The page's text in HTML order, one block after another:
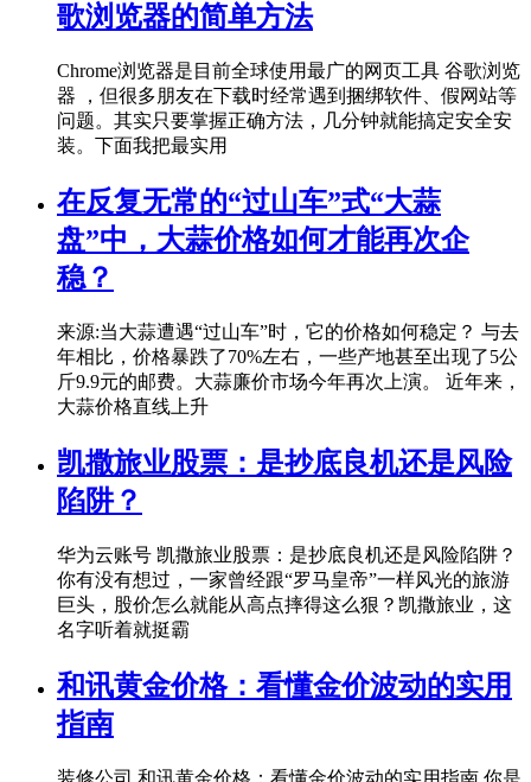
歌浏览器的简单方法
Chrome浏览器是目前全球使用最广的网页工具 谷歌浏览
器 ，但很多朋友在下载时经常遇到捆绑软件、假网站等
问题。其实只要掌握正确方法，几分钟就能搞定安全安
装。下面我把最实用
在反复无常的“过山车”式“大蒜
盘”中，大蒜价格如何才能再次企
稳？
来源:当大蒜遭遇“过山车”时，它的价格如何稳定？ 与去
年相比，价格暴跌了70%左右，一些产地甚至出现了5公
斤9.9元的邮费。大蒜廉价市场今年再次上演。 近年来，
大蒜价格直线上升
凯撒旅业股票：是抄底良机还是风险
陷阱？
华为云账号 凯撒旅业股票：是抄底良机还是风险陷阱？
你有没有想过，一家曾经跟“罗马皇帝”一样风光的旅游
巨头，股价怎么就能从高点摔得这么狠？凯撒旅业，这
名字听着就挺霸
和讯黄金价格：看懂金价波动的实用
指南
装修公司 和讯黄金价格：看懂金价波动的实用指南 你是